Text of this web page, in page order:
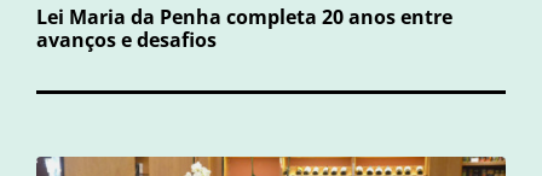
Lei Maria da Penha completa 20 anos entre
avanços e desafios